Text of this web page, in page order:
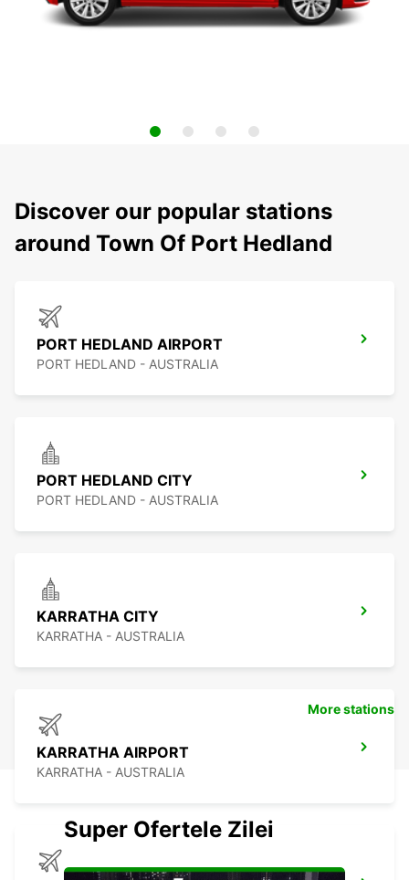
Discover our popular stations
around Town Of Port Hedland
PORT HEDLAND AIRPORT
PORT HEDLAND - AUSTRALIA
PORT HEDLAND CITY
PORT HEDLAND - AUSTRALIA
KARRATHA CITY
KARRATHA - AUSTRALIA
KARRATHA AIRPORT
KARRATHA - AUSTRALIA
More stations
Super Ofertele Zilei